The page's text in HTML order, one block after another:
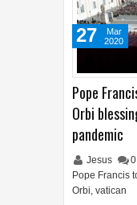
Pope
Orbi
pandemic
Jesus 0
Pope Francis
Orbi, vatican
27
Mar
2020